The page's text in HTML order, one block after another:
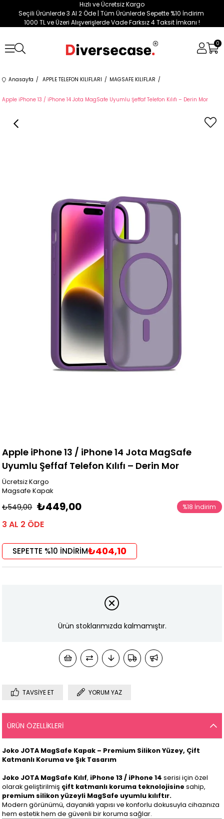
Hızlı ve Ücretsiz Kargo
Seçili Ürünlerde 3 Al 2 Öde | Tüm Ürünlerde Sepette %10 İndirim
1000 TL ve Üzeri Alışverişlerde Vade Farksız 4 Taksit İmkanı !
0
Anasayfa APPLE TELEFON KILIFLARI MAGSAFE KILIFLAR
Apple iPhone 13 / iPhone 14 Jota MagSafe Uyumlu Şeffaf Telefon Kılıfı – Derin Mor
Apple iPhone 13 / iPhone 14 Jota MagSafe
Uyumlu Şeffaf Telefon Kılıfı – Derin Mor
Ücretsiz Kargo
Magsafe Kapak
₺549,00 ₺449,00 %18 İndirim
3 AL 2 ÖDE
SEPETTE %10 İNDİRİM₺404,10
Ürün stoklarımızda kalmamıştır.
TAVSIYE ET YORUM YAZ
ÜRÜN ÖZELLIKLERI
Joko JOTA MagSafe Kapak – Premium Silikon Yüzey, Çift
Katmanlı Koruma ve Şık Tasarım
Joko JOTA MagSafe Kılıf, iPhone 13 / iPhone 14 serisi için özel
olarak geliştirilmiş çift katmanlı koruma teknolojisine sahip,
premium silikon yüzeyli MagSafe uyumlu kılıftır.
Modern görünümü, dayanıklı yapısı ve konforlu dokusuyla cihazınıza
hem estetik hem de güvenli bir koruma sağlar.